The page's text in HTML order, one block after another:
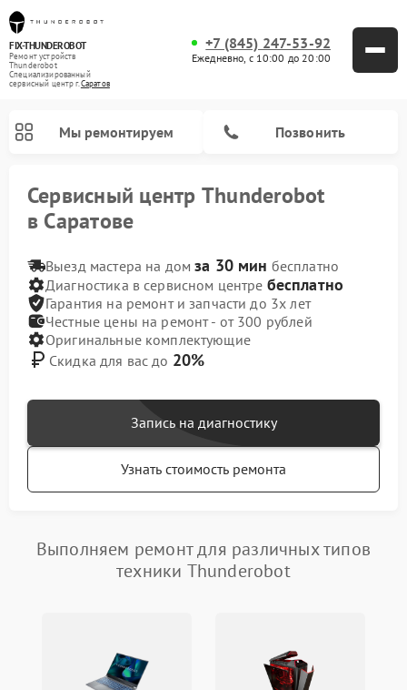
FIX-THUNDEROBOT
Ремонт устройств
Thunderobot
Специализированный
cервисный центр г.Саратов
+7 (845) 247-53-92
Ежедневно, с 10:00 до 20:00
Мы ремонтируем Позвонить
Сервисный центр Thunderobot
в Саратове
Выезд мастера на домза 30 мин бесплатно
Диагностика в сервисном центре бесплатно
Гарантия на ремонт и запчасти до 3х лет
Честные цены на ремонт - от 300 рублей
Оригинальные комплектующие
Скидка для вас до 20%
Запись на диагностику
Узнать стоимость ремонта
Выполняем ремонт для различных типов
техники Thunderobot